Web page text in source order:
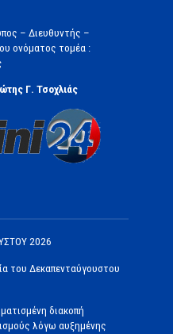
– Διευθυντής –
ονόματος τομέα :
Γ. Τσοχλιάς
2026
του Δεκαπενταύγουστου
διακοπή
λόγω αυξημένης